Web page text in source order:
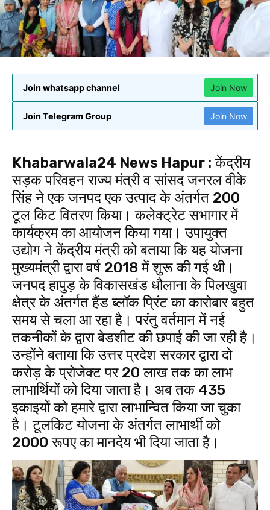
Join whatsapp channel Join Now
Join Telegram Group Join Now
Khabarwala24 News Hapur : केंद्रीय
सड़क परिवहन राज्य मंत्री व सांसद जनरल वीके
सिंह ने एक जनपद एक उत्पाद के अंतर्गत 200
टूल किट वितरण किया। कलेक्ट्रेट सभागार में
कार्यक्रम का आयोजन किया गया। उपायुक्त
उद्योग ने केंद्रीय मंत्री को बताया कि यह योजना
मुख्यमंत्री द्वारा वर्ष 2018 में शुरू की गई थी।
जनपद हापुड़ के विकासखंड धौलाना के पिलखुवा
क्षेत्र के अंतर्गत हैंड ब्लॉक प्रिंट का कारोबार बहुत
समय से चला आ रहा है। परंतु वर्तमान में नई
तकनीकों के द्वारा बेडशीट की छपाई की जा रही है।
उन्होंने बताया कि उत्तर प्रदेश सरकार द्वारा दो
करोड़ के प्रोजेक्ट पर 20 लाख तक का लाभ
लाभार्थियों को दिया जाता है। अब तक 435
इकाइयों को हमारे द्वारा लाभान्वित किया जा चुका
है। टूलकिट योजना के अंतर्गत लाभार्थी को
2000 रूपए का मानदेय भी दिया जाता है।